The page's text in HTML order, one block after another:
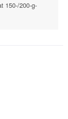
150-/200-g-